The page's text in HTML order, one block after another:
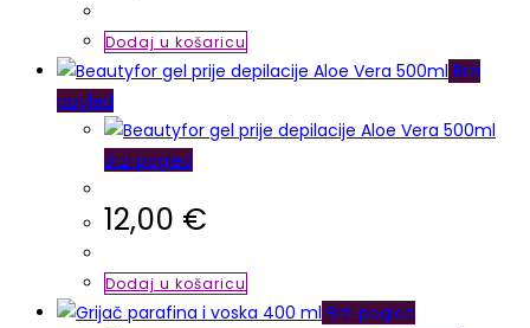
Dodaj u košaricu
Brzi
pogled
Brzi pogled
12,00 €
Dodaj u košaricu
Brzi pogled